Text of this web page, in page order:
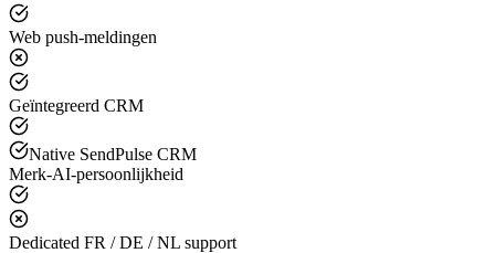
Web push-meldingen
Geïntegreerd CRM
Native SendPulse CRM
Merk-AI-persoonlijkheid
Dedicated FR / DE / NL support